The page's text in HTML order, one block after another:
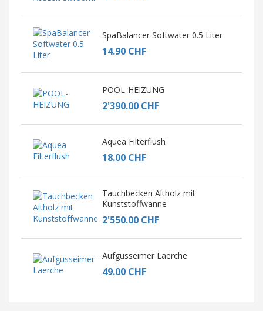
SpaBalancer Softwater 0.5 Liter
14.90 CHF
POOL-HEIZUNG
2'390.00 CHF
Aquea Filterflush
18.00 CHF
Tauchbecken Altholz mit
Kunststoffwanne
2'550.00 CHF
Aufgusseimer Laerche
49.00 CHF